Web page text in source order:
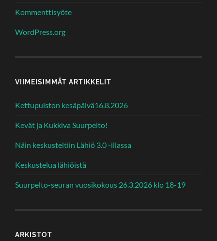
Kommenttisyöte
WordPress.org
VIIMEISIMMÄT ARTIKKELIT
Kettupuiston kesäpäivä16.8.2026
Kevät ja Kukkiva Suurpelto!
Näin keskusteltiin Lähiö 3.0 -illassa
Keskustelua lähiöistä
Suurpelto-seuran vuosikokous 26.3.2026 klo 18-19
ARKISTOT